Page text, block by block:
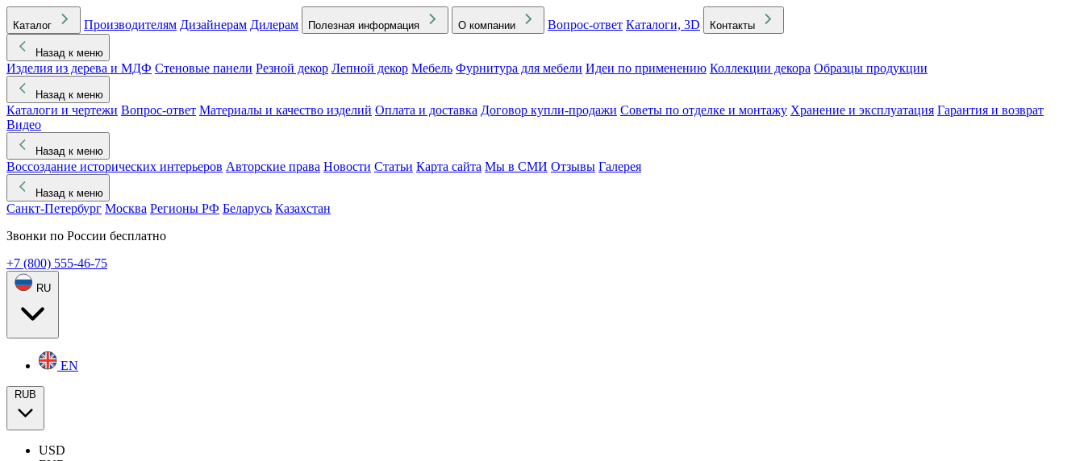
Каталог Производителям Дизайнерам Дилерам Полезная информация О компании Вопрос-ответ Каталоги, 3D Контакты
Назад к меню
Изделия из дерева и МДФ Стеновые панели Резной декор Лепной декор Мебель Фурнитура для мебели Идеи по применению Коллекции декора Образцы продукции
Назад к меню
Каталоги и чертежи Вопрос-ответ Материалы и качество изделий Оплата и доставка Договор купли-продажи Советы по отделке и монтажу Хранение и эксплуатация Гарантия и возврат
Видео
Назад к меню
Воссоздание исторических интерьеров Авторские права Новости Статьи Карта сайта Мы в СМИ Отзывы Галерея
Назад к меню
Санкт-Петербург Москва Регионы РФ Беларусь Казахстан
Звонки по России бесплатно
+7 (800) 555-46-75
RU
EN
RUB
USD